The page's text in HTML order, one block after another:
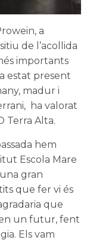
, a
de l’acollida
importants
estat present
madur i
ha valorat
Terra Alta.
hem
Escola Mare
gran
que fer vi és
que
en un futur, fent
Els vam